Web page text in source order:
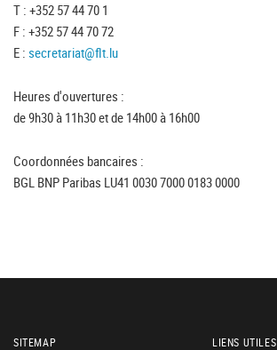
T : +352 57 44 70 1
F : +352 57 44 70 72
E : secretariat@flt.lu
Heures d'ouvertures :
de 9h30 à 11h30 et de 14h00 à 16h00
Coordonnées bancaires :
BGL BNP Paribas LU41 0030 7000 0183 0000
SITEMAP LIENS UTILES